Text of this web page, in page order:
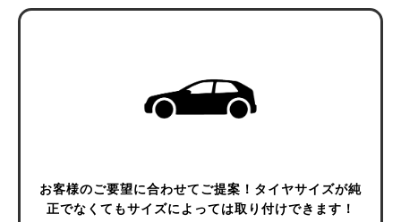
お客様のご要望に合わせてご提案！ タイヤサイズが純
正でなくてもサイズによっては取り付けできます！